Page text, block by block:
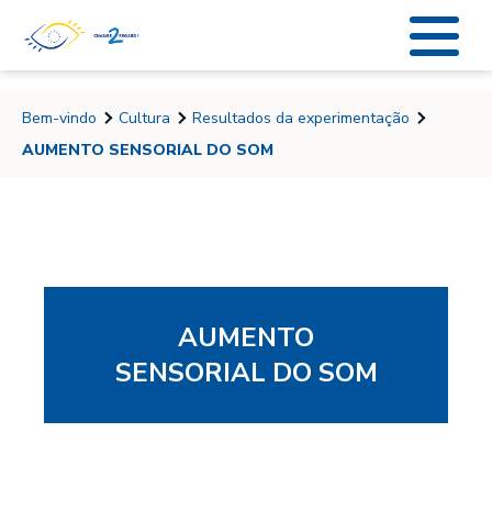
Bem-vindo Cultura
Resultados da experimentação
AUMENTO SENSORIAL DO SOM
AUMENTO
SENSORIAL DO SOM